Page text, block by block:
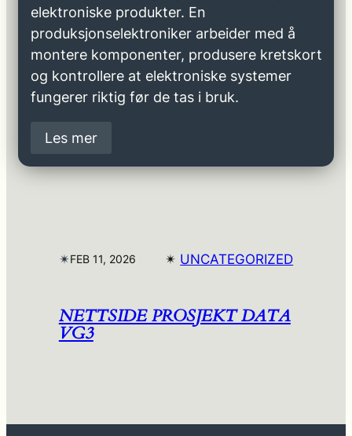
elektroniske produkter. En
produksjonselektroniker arbeider med å
montere komponenter, produsere kretskort
og kontrollere at elektroniske systemer
fungerer riktig før de tas i bruk.
Les mer
✴︎FEB 11, 2026 ✴︎ UNCATEGORIZED
NETTSIDE PROSJEKT DATA
VG3